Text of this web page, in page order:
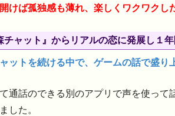
けば孤独感も薄れ、楽しくワクワクし
チャット』からリアルの恋に発展し１
ットを続ける中で、ゲームの話で盛り
通話のできる別のアプリで声を使っ
した。